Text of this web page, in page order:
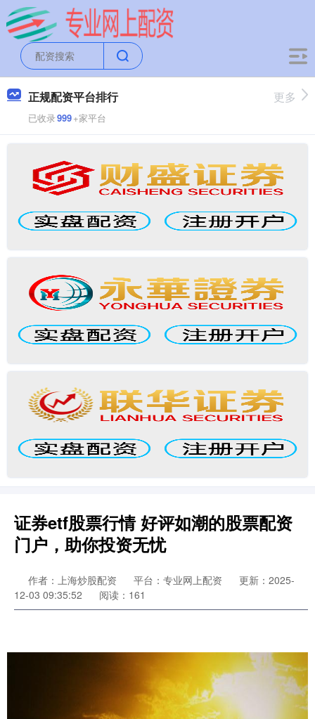
正规配资平台排行
已收录999+家平台
更多
证券etf股票行情 好评如潮的股票配资
门户，助你投资无忧
作者：上海炒股配资 平台：专业网上配资
更新：2025-
12-03 09:35:52
阅读：161